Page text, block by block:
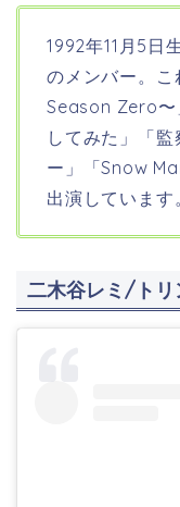
1992年11月5日
のメンバー。こ
Season Zero〜
してみた」「
ー」「Snow
出演しています
二木谷レミ/トリ